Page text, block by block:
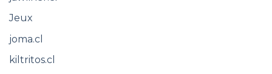
Jeux
joma.cl
kiltritos.cl